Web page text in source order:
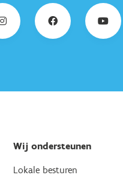
Wij ondersteunen
Lokale besturen